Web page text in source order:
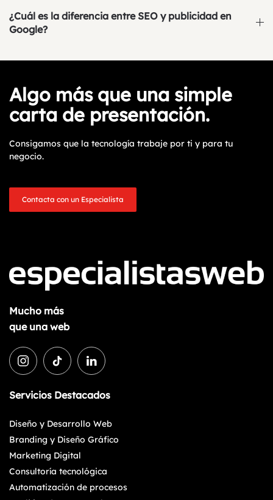
¿Cuál es la diferencia entre SEO y publicidad en
Google?
Algo más que una simple
carta de presentación.
Consigamos que la tecnología trabaje por ti y para tu
negocio.
Contacta con un Especialista
Mucho más
que una web
Servicios Destacados
Diseño y Desarrollo Web
Branding y Diseño Gráfico
Marketing Digital
Consultoría tecnológica
Automatización de procesos